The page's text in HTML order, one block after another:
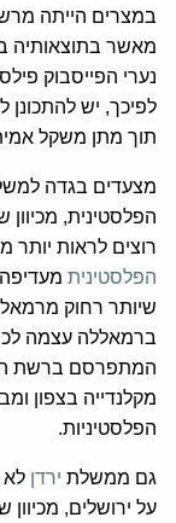
במצרים הייתה
מאשר בתוצאותיה
נערי הפייסבוק
לפיכך, יש להתכונן
תוך מתן משקל
מצעדים בגדה
הפלסטינית,
רוצים לראות יותר
הפלסטינית
שיותר רחוק
ברמאללה עצמה
המתפרסם ברשת
מקלנדייה בצפון
הפלסטיניות.
גם ממשלת ירדן לא
על ירושלים,